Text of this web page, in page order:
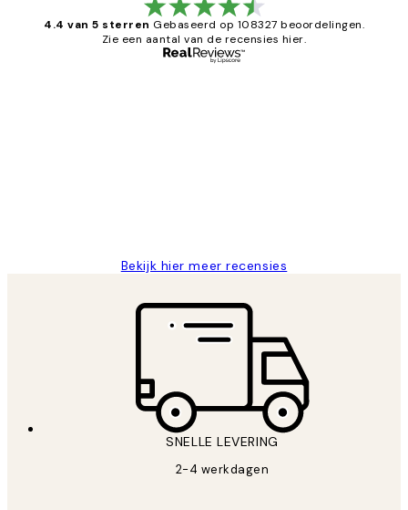
4.4 van 5 sterren Gebaseerd op 108327 beoordelingen.
Zie een aantal van de recensies hier.
Bekijk hier meer recensies
SNELLE LEVERING
2-4 werkdagen